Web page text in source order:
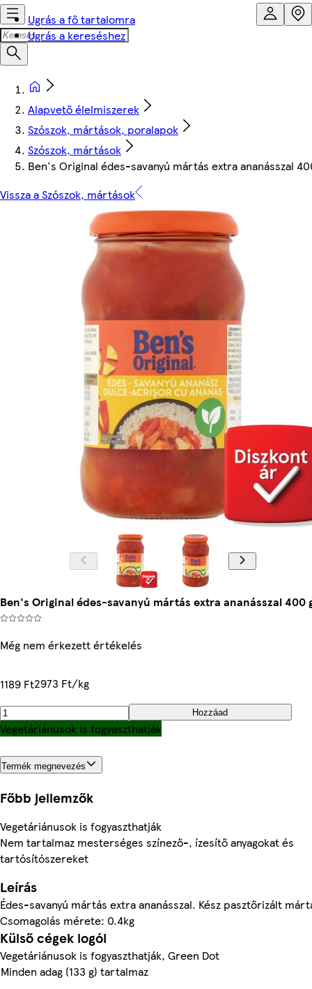
Ugrás a fő tartalomra
Ugrás a kereséshez
Alapvető élelmiszerek
Szószok, mártások, poralapok
Szószok, mártások
Ben's Original édes-savanyú mártás extra ananásszal
Vissza a Szószok, mártások
Ben's Original édes-savanyú mártás extra ananásszal 400
Még nem érkezett értékelés
1189 Ft2973 Ft/kg
Hozzáad
Vegetáriánusok is fogyaszthatják
Termék megnevezés
Főbb jellemzők
Vegetáriánusok is fogyaszthatják
Nem tartalmaz mesterséges színező-, ízesítő anyagokat és
tartósítószereket
Leírás
Édes-savanyú mártás extra ananásszal. Kész pasztőrizált
Csomagolás mérete: 0.4kg
Külső cégek logói
Vegetáriánusok is fogyaszthatják, Green Dot
Minden adag (133 g) tartalmaz